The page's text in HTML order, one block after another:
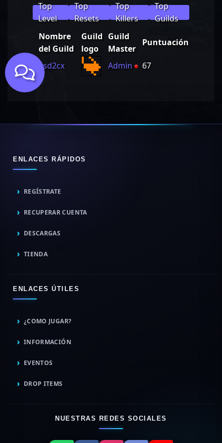
Top
Level
Top
Resets
Top
Killers
Top
Guilds
Nombre
del Guild
Guild
logo
Guild
Master
Puntuación
asd2cx Admin 67
ENLACES RÁPIDOS
REGÍSTRATE
RECUPERAR CUENTA
DESCARGAS
TIENDA
ENLACES ÚTILES
¿COMO JUGAR?
INFORMACIÓN
EVENTOS
DROP ITEMS
NUESTRAS REDES SOCIALES